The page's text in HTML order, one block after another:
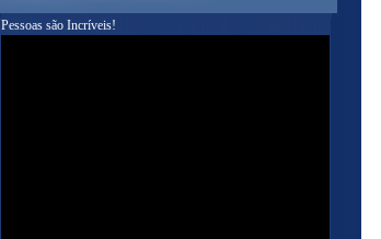
Pessoas são Incríveis!